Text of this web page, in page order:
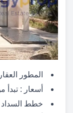
المطور
أسعار : تبدأ من 19,430,000 جنيه
خطط السداد : مقدم 10%